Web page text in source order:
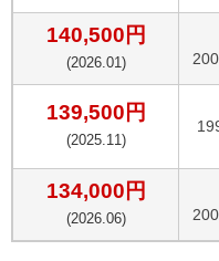
140,500 円
(2026.01)
139,500 円
(2025.11)
134,000 円
(2026.06)